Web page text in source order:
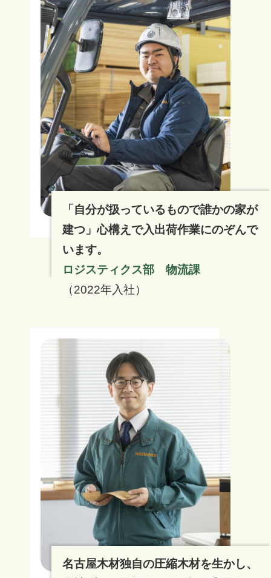
「自分が扱っているもので誰かの家が
建つ」心構えで入出荷作業にのぞんで
います。
ロジスティクス部 物流課
（2022年入社）
名古屋木材独自の圧縮木材を生かし、